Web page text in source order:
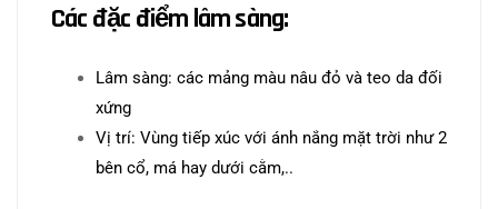
Các đặc điểm lâm sàng:
Lâm sàng: các mảng màu nâu đỏ và teo da đối
xứng
Vị trí: Vùng tiếp xúc với ánh nắng mặt trời như 2
bên cổ, má hay dưới cằm,..